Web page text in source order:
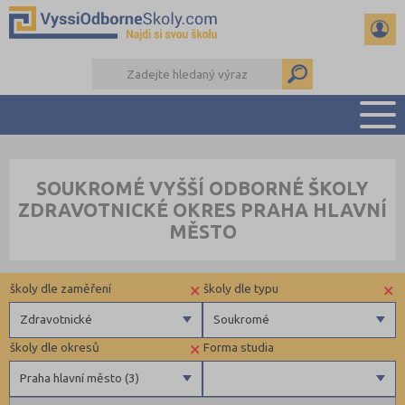
PŘÍPRAVA NA PŘIJÍMAČKY
KALENDÁŘ AKCÍ
DALŠÍ DRUHY ŠKOL
SOUKROMÉ VYŠŠÍ ODBORNÉ ŠKOLY
ZDRAVOTNICKÉ OKRES PRAHA HLAVNÍ
MĚSTO
Forma studia
×
Praha hlavní město (3)
školy dle okresů
×
Soukromé
školy dle typu
Soukromé
×
Zdravotnické
školy dle zaměření
Zdravotnické
Ekonomické